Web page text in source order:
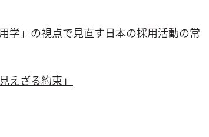
学」の視点で見直す日本の採用活動の常
えざる約束」